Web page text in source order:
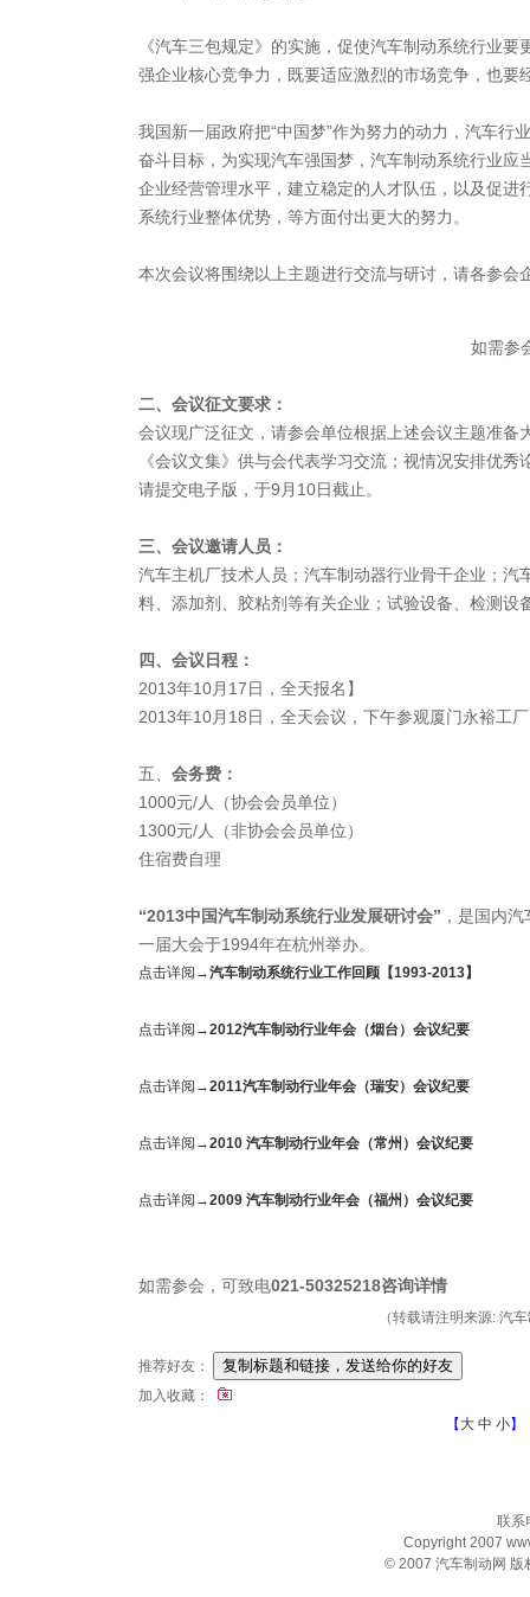
《汽车三包规定》的实施，促使汽车制动系统行业
强企业核心竞争力，既要适应激烈的市场竞争，也要
我国新一届政府把“中国梦”作为努力的动力，汽车行
奋斗目标，为实现汽车强国梦，汽车制动系统行业应
企业经营管理水平，建立稳定的人才队伍，以及促进
系统行业整体优势，等方面付出更大的努力。
本次会议将围绕以上主题进行交流与研讨，请各参会
如需参
二、会议征文要求：
会议现广泛征文，请参会单位根据上述会议主题准备
《会议文集》供与会代表学习交流；视情况安排优
请提交电子版，于9月10日截止。
三、会议邀请人员：
汽车主机厂技术人员；汽车制动器行业骨干企业；汽
料、添加剂、胶粘剂等有关企业；试验设备、检测设
四、会议日程：
2013年10月17日，全天报名】
2013年10月18日，全天会议，下午参观厦门永裕工厂
五、 会务费：
1000元/人（协会会员单位）
1300元/人（非协会会员单位）
住宿费自理
“2013中国汽车制动系统行业发展研讨会” ，是国内
一届大会于1994年在杭州举办。
点击详阅→汽车制动系统行业工作回顾【1993-2013】
点击详阅→2012汽车制动行业年会（烟台）会议纪要
点击详阅→2011汽车制动行业年会（瑞安）会议纪要
点击详阅→2010 汽车制动行业年会（常州）会议纪要
点击详阅→2009 汽车制动行业年会（福州）会议纪要
如需参会，可致电021-50325218咨询详情
（转载请注明来源: 汽
推荐好友：
加入收藏：
【 大 中 小】
联系
Copyright 2007
© 2007 汽车制动网 版